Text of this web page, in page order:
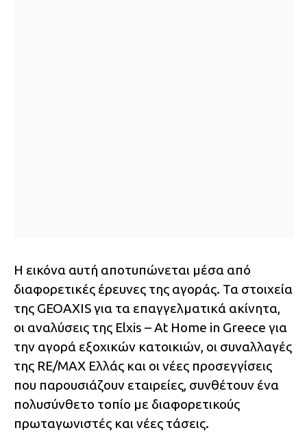
Η εικόνα αυτή αποτυπώνεται μέσα από
διαφορετικές έρευνες της αγοράς. Τα στοιχεία
της GEOAXIS για τα επαγγελματικά ακίνητα,
οι αναλύσεις της Elxis – At Home in Greece για
την αγορά εξοχικών κατοικιών, οι συναλλαγές
της RE/MAX Ελλάς και οι νέες προσεγγίσεις
που παρουσιάζουν εταιρείες, συνθέτουν ένα
πολυσύνθετο τοπίο με διαφορετικούς
πρωταγωνιστές και νέες τάσεις.